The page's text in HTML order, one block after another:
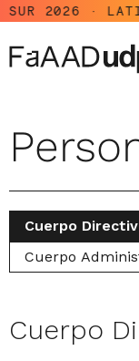
2026 ·
Cuerpo
Cuerpo
Cuerpo